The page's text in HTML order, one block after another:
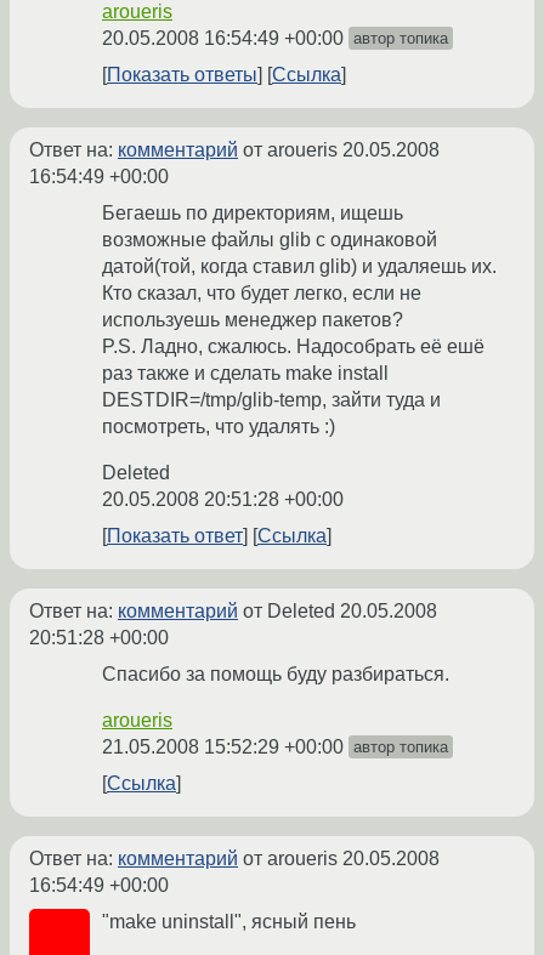
aroueris
20.05.2008 16:54:49 +00:00 автор топика
Показать ответы Ссылка
Ответ на: комментарий от aroueris 20.05.2008
16:54:49 +00:00
Бегаешь по директориям, ищешь
возможные файлы glib с одинаковой
датой(той, когда ставил glib) и удаляешь их.
Кто сказал, что будет легко, если не
используешь менеджер пакетов?
P.S. Ладно, сжалюсь. Надособрать её ешё
раз также и сделать make install
DESTDIR=/tmp/glib-temp, зайти туда и
посмотреть, что удалять :)
Deleted
20.05.2008 20:51:28 +00:00
Показать ответ
Ссылка
Ответ на: комментарий от Deleted 20.05.2008
20:51:28 +00:00
Спасибо за помощь буду разбираться.
aroueris
21.05.2008 15:52:29 +00:00 автор топика
Ссылка
Ответ на: комментарий от aroueris 20.05.2008
16:54:49 +00:00
"make uninstall", ясный пень